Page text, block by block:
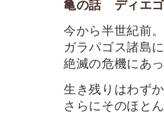
亀の話 ディエ
今から半世紀前
ガラパゴス諸島
絶滅の危機にあ
生き残りはわず
さらにそのほと